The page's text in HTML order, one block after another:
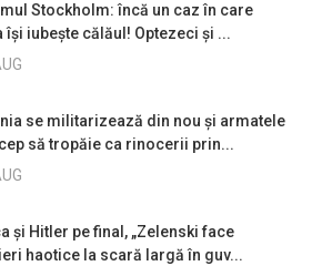
Stockholm: încă un caz în care
își iubește călăul! Optezeci și ...
se militarizează din nou și armatele
să tropăie ca rinocerii prin...
și Hitler pe final, „Zelenski face
haotice la scară largă în guv...